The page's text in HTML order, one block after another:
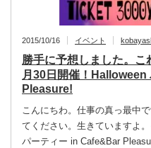
2015/10/16 イベント
勝手に予想しました。
月30日開催！
Pleasure!
こんにちわ。仕事の真っ最中
てください。生きていますよ
パーティー in Cafe&Bar